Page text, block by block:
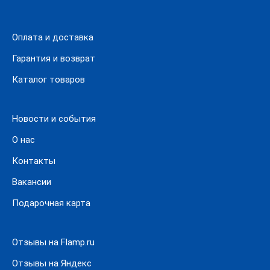
в розницу.
В интернет магазине «Мицар» находится более 500
наименований. Часто пополняется ассортимент и
Заказать или оформить доставку на сайте очень просто.
Оплата и доставка
Гарантия и возврат
Каталог товаров
Новости и события
О нас
Контакты
Вакансии
Подарочная карта
Отзывы на Flamp.ru
Отзывы на Яндекс